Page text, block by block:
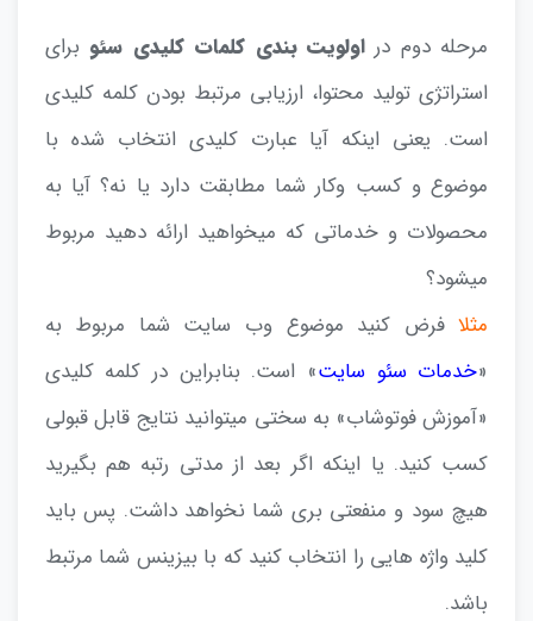
مرحله دوم دراولویت بندی کلمات کلیدی سئو برای
استراتژی تولید محتوا، ارزیابی مرتبط بودن کلمه کلیدی
است. یعنی اینکه آیا عبارت کلیدی انتخاب شده با
موضوع و کسب وکار شما مطابقت دارد یا نه؟ آیا به
محصولات و خدماتی که میخواهید ارائه دهید مربوط
میشود؟
مثلافرض کنید موضوع وب سایت شما مربوط به
«خدمات سئو سایت» است. بنابراین در کلمه کلیدی
«آموزش فوتوشاب» به سختی میتوانید نتایج قابل قبولی
کسب کنید. یا اینکه اگر بعد از مدتی رتبه هم بگیرید
هیچ سود و منفعتی بری شما نخواهد داشت. پس باید
کلید واژه هایی را انتخاب کنید که با بیزینس شما مرتبط
باشد.